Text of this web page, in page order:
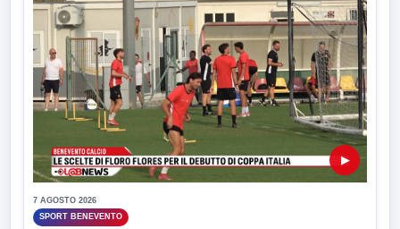
▶
7 AGOSTO 2026
SPORT BENEVENTO